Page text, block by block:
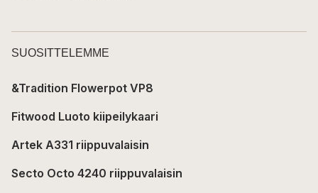
SUOSITTELEMME
&Tradition Flowerpot VP8
Fitwood Luoto kiipeilykaari
Artek A331 riippuvalaisin
Secto Octo 4240 riippuvalaisin